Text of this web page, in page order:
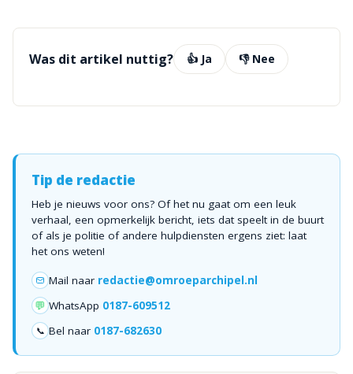
Was dit artikel nuttig? 👍 Ja 👎 Nee
Tip de redactie
Heb je nieuws voor ons? Of het nu gaat om een leuk
verhaal, een opmerkelijk bericht, iets dat speelt in de buurt
of als je politie of andere hulpdiensten ergens ziet: laat
het ons weten!
Mail naar redactie@omroeparchipel.nl
💬 WhatsApp 0187-609512
📞 Bel naar 0187-682630